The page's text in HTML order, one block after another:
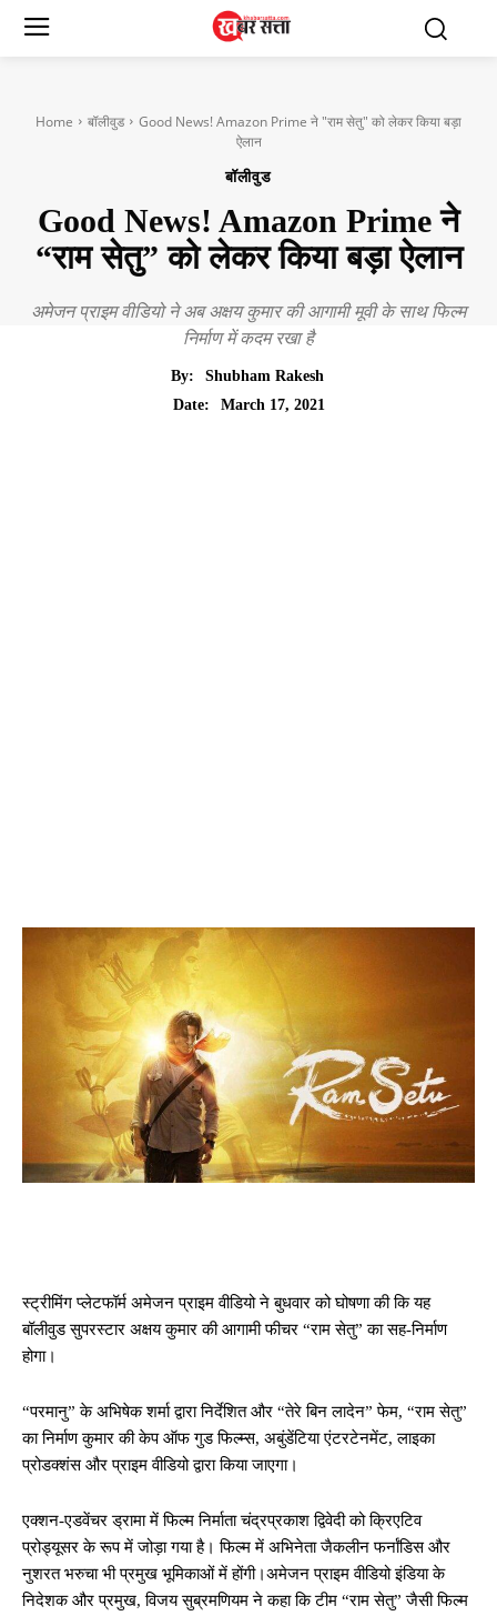
Home बॉलीवुड
Good News! Amazon Prime ने "राम सेतु" को लेकर किया बड़ा
ऐलान
बॉलीवुड
Good News! Amazon Prime ने
“राम सेतु” को लेकर किया बड़ा ऐलान
अमेजन प्राइम वीडियो ने अब अक्षय कुमार की आगामी मूवी के साथ फिल्म
निर्माण में कदम रखा है
By:
Shubham Rakesh
Date:
March 17, 2021
स्ट्रीमिंग प्लेटफॉर्म अमेजन प्राइम वीडियो ने बुधवार को घोषणा की कि यह
बॉलीवुड सुपरस्टार अक्षय कुमार की आगामी फीचर “राम सेतु” का सह-निर्माण
होगा।
“परमानु” के अभिषेक शर्मा द्वारा निर्देशित और “तेरे बिन लादेन” फेम, “राम सेतु”
का निर्माण कुमार की केप ऑफ गुड फिल्म्स, अबुंडेंटिया एंटरटेनमेंट, लाइका
प्रोडक्शंस और प्राइम वीडियो द्वारा किया जाएगा।
एक्शन-एडवेंचर ड्रामा में फिल्म निर्माता चंद्रप्रकाश द्विवेदी को क्रिएटिव
प्रोड्यूसर के रूप में जोड़ा गया है। फिल्म में अभिनेता जैकलीन फर्नांडिस और
नुशरत भरुचा भी प्रमुख भूमिकाओं में होंगी।अमेजन प्राइम वीडियो इंडिया के
निदेशक और प्रमुख, विजय सुब्रमणियम ने कहा कि टीम “राम सेतु” जैसी फिल्म